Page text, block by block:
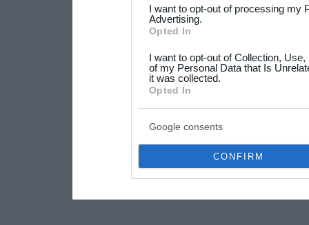
not limited to your visit or
your data for below
consent section.
I want to opt-out of processing my
Advertising.
Opted In
I want to opt-out of Collection,
of my Personal Data that Is
it was collected.
Opted In
Google consents
CONFIRM